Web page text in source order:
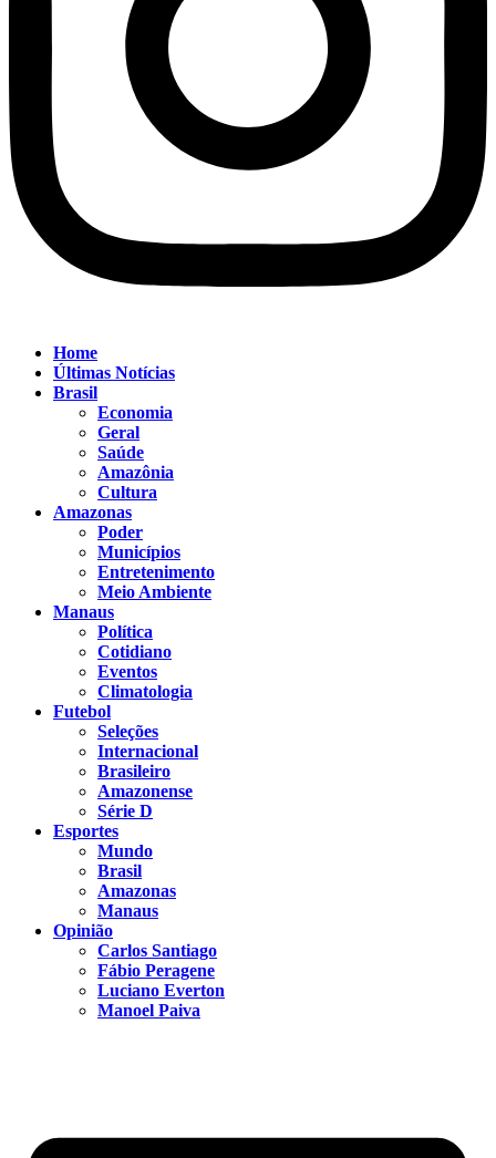
Home
Últimas Notícias
Brasil
Economia
Geral
Saúde
Amazônia
Cultura
Amazonas
Poder
Municípios
Entretenimento
Meio Ambiente
Manaus
Política
Cotidiano
Eventos
Climatologia
Futebol
Seleções
Internacional
Brasileiro
Amazonense
Série D
Esportes
Mundo
Brasil
Amazonas
Manaus
Opinião
Carlos Santiago
Fábio Peragene
Luciano Everton
Manoel Paiva